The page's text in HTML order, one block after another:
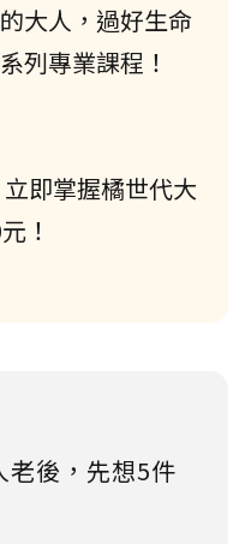
大人，過好生命
列專業課程！
即掌握橘世代大
！
老後，先想5件